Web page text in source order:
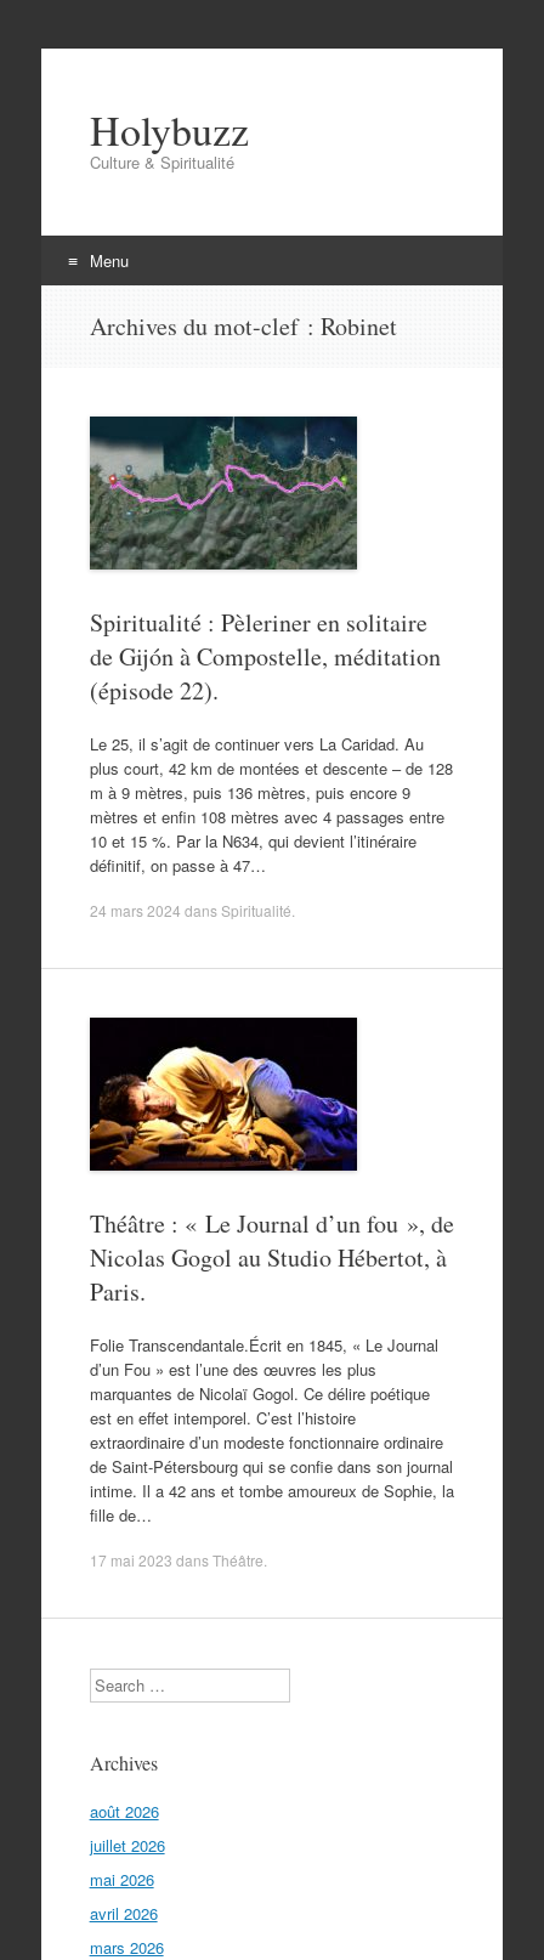
Holybuzz
Culture & Spiritualité
Menu
Archives du mot-clef : Robinet
Spiritualité : Pèleriner en solitaire
de Gijón à Compostelle, méditation
(épisode 22).
Le 25, il s’agit de continuer vers La Caridad. Au
plus court, 42 km de montées et descente – de 128
m à 9 mètres, puis 136 mètres, puis encore 9
mètres et enfin 108 mètres avec 4 passages entre
10 et 15 %. Par la N634, qui devient l’itinéraire
définitif, on passe à 47…
24 mars 2024 dansSpiritualité
Théâtre : « Le Journal d’un fou », de
Nicolas Gogol au Studio Hébertot, à
Paris.
Folie Transcendantale.Écrit en 1845, « Le Journal
d’un Fou » est l’une des œuvres les plus
marquantes de Nicolaï Gogol. Ce délire poétique
est en effet intemporel. C’est l’histoire
extraordinaire d’un modeste fonctionnaire ordinaire
de Saint-Pétersbourg qui se confie dans son journal
intime. Il a 42 ans et tombe amoureux de Sophie, la
fille de…
17 mai 2023 dansThéâtre
Search
Archives
août 2026
juillet 2026
mai 2026
avril 2026
mars 2026